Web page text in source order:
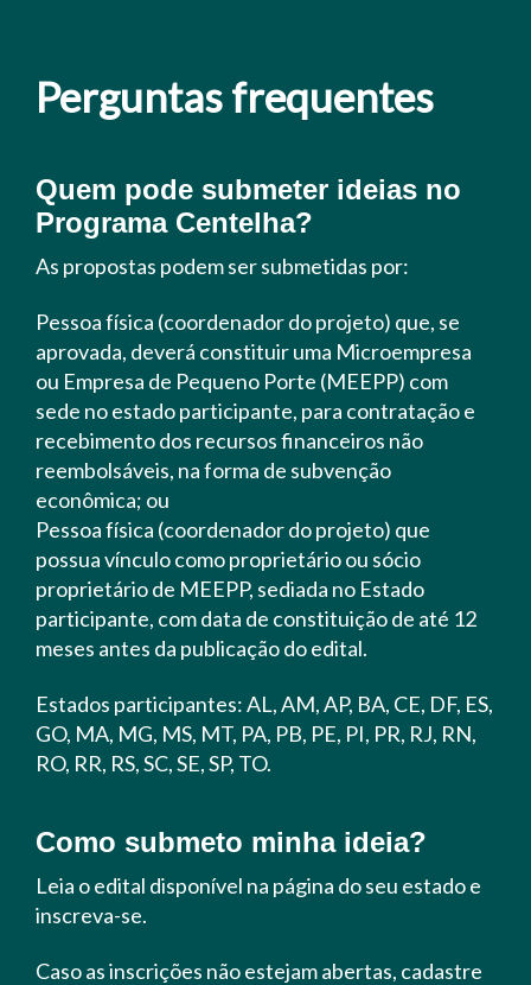
Perguntas frequentes
Quem pode submeter ideias no
Programa Centelha?
As propostas podem ser submetidas por:
Pessoa física (coordenador do projeto) que, se
aprovada, deverá constituir uma Microempresa
ou Empresa de Pequeno Porte (MEEPP) com
sede no estado participante, para contratação e
recebimento dos recursos financeiros não
reembolsáveis, na forma de subvenção
econômica; ou
Pessoa física (coordenador do projeto) que
possua vínculo como proprietário ou sócio
proprietário de MEEPP, sediada no Estado
participante, com data de constituição de até 12
meses antes da publicação do edital.
Estados participantes: AL, AM, AP, BA, CE, DF, ES,
GO, MA, MG, MS, MT, PA, PB, PE, PI, PR, RJ, RN,
RO, RR, RS, SC, SE, SP, TO.
Como submeto minha ideia?
Leia o edital disponível na página do seu estado e
inscreva-se.
Caso as inscrições não estejam abertas, cadastre